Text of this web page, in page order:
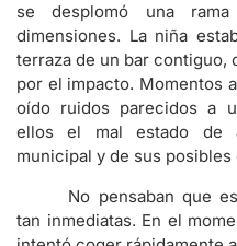
se desplomó una
dimensiones. La niña
terraza de un bar contiguo,
por el impacto. Momentos
oído ruidos parecidos a
ellos el mal estado de
municipal y de sus
No pensaban que
tan inmediatas. En el